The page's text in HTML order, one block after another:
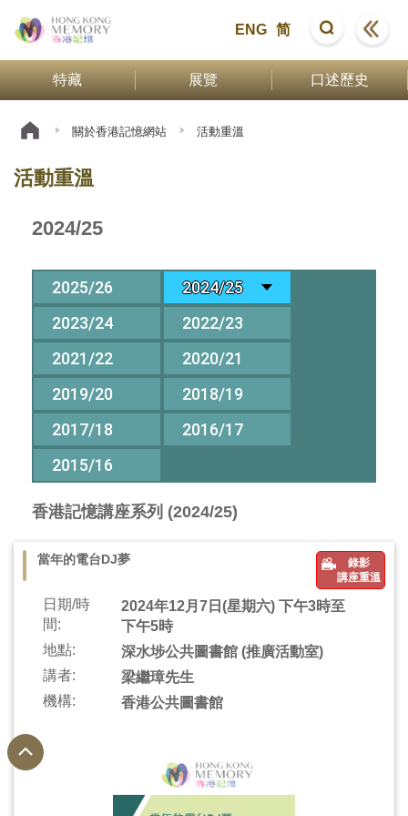
ENG 简
特藏 展覽 口述歷史
關於香港記憶網站 活動重溫
活動重溫
2024/25
2025/26
2024/25
2023/24
2022/23
2021/22
2020/21
2019/20
2018/19
2017/18
2016/17
2015/16
香港記憶講座系列 (2024/25)
當年的電台DJ夢
錄影
講座重溫
日期/時
間:
2024年12月7日(星期六) 下午3時至
下午5時
地點:
深水埗公共圖書館 (推廣活動室)
講者:
梁繼璋先生
機構:
香港公共圖書館